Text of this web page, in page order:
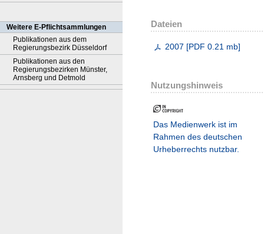
Weitere E-Pflichtsammlungen
Publikationen aus dem
Regierungsbezirk Düsseldorf
Publikationen aus den
Regierungsbezirken Münster,
Arnsberg und Detmold
Dateien
2007 [PDF 0.21 mb]
Nutzungshinweis
Das Medienwerk ist im
Rahmen des deutschen
Urheberrechts nutzbar.